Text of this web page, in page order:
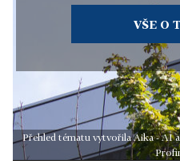
VŠE O
Přehled tématu vytvořila Aika - AI